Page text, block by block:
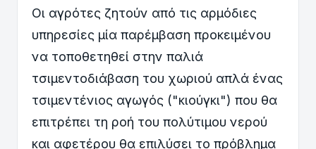
Οι αγρότες ζητούν από τις αρμόδιες
υπηρεσίες μία παρέμβαση προκειμένου
να τοποθετηθεί στην παλιά
τσιμεντοδιάβαση του χωριού απλά ένας
τσιμεντένιος αγωγός ("κιούγκι") που θα
επιτρέπει τη ροή του πολύτιμου νερού
και αφετέρου θα επιλύσει το πρόβλημα